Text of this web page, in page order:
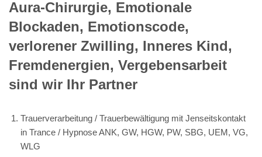
Aura-Chirurgie, Emotionale
Blockaden, Emotionscode,
verlorener Zwilling, Inneres Kind,
Fremdenergien, Vergebensarbeit
sind wir Ihr Partner
Trauerverarbeitung / Trauerbewältigung mit Jenseitskontakt
in Trance / Hypnose ANK, GW, HGW, PW, SBG, UEM, VG,
WLG